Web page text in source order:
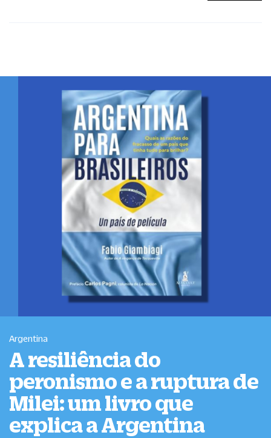
Argentina
A resiliência do
peronismo e a ruptura de
Milei: um livro que
explica a Argentina